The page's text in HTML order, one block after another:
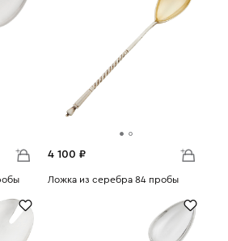
4 100 ₽
Ложка из серебра 84 пробы